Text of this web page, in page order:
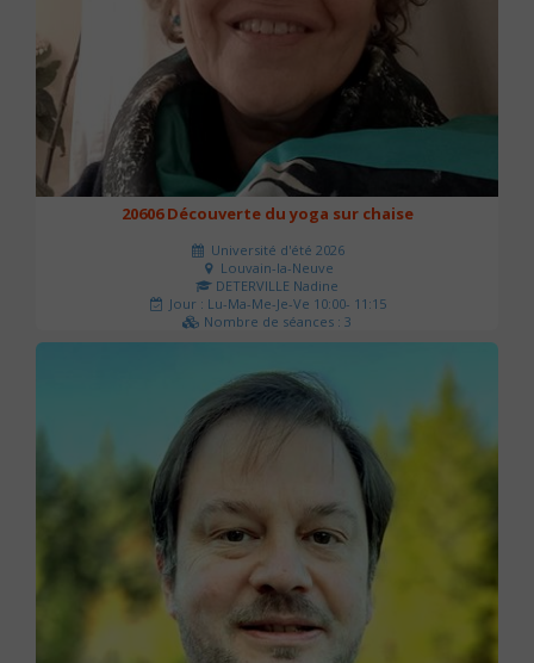
20606 Découverte du yoga sur chaise
Université d'été 2026
Louvain-la-Neuve
DETERVILLE Nadine
Jour : Lu-Ma-Me-Je-Ve 10:00- 11:15
Nombre de séances : 3
30 €